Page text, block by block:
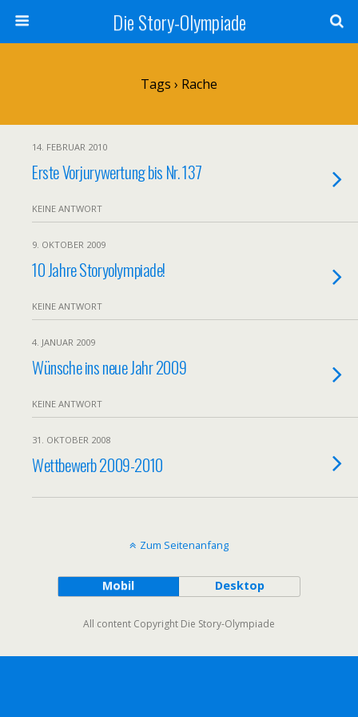
Die Story-Olympiade
Tags › Rache
14. FEBRUAR 2010
Erste Vorjurywertung bis Nr. 137
KEINE ANTWORT
9. OKTOBER 2009
10 Jahre Storyolympiade!
KEINE ANTWORT
4. JANUAR 2009
Wünsche ins neue Jahr 2009
KEINE ANTWORT
31. OKTOBER 2008
Wettbewerb 2009-2010
Zum Seitenanfang
Mobil Desktop
All content Copyright Die Story-Olympiade